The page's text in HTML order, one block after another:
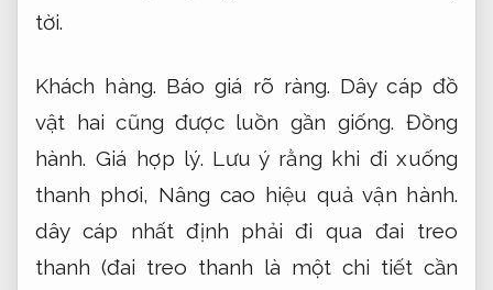
tời.
Khách hàng. Báo giá rõ ràng. Dây cáp đồ
vật hai cũng được luồn gần giống. Đồng
hành. Giá hợp lý. Lưu ý rằng khi đi xuống
thanh phơi, Nâng cao hiệu quả vận hành.
dây cáp nhất định phải đi qua đai treo
thanh (đai treo thanh là một chi tiết cần